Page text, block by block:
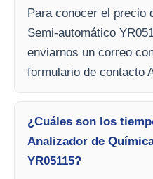
Para conocer el precio
Semi-automático
enviarnos un correo
formulario de contacto
¿Cuáles son los
Analizador de
YR05115?